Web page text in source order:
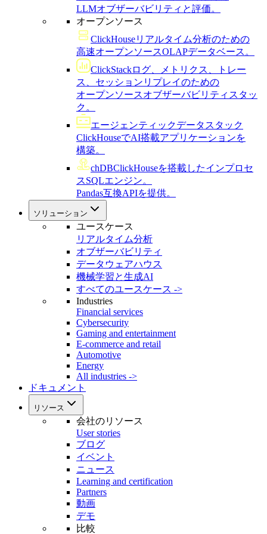
LLMオブザーバビリティと評価。
オープンソース
ClickHouseリアルタイム分析のための
高速オープンソースOLAPデータベース。
ClickStackログ、メトリクス、トレー
ス、セッションリプレイのための
オープンソースオブザーバビリティスタッ
ク。
エージェンティックデータスタック
ClickHouseでAI搭載アプリケーションを
構築。
chDBClickHouseを搭載したインプロセ
スSQLエンジン。
Pandas互換APIを提供。
ソリューション
ユースケース
リアルタイム分析
オブザーバビリティ
データウェアハウス
機械学習と生成AI
すべてのユースケース ->
Industries
Financial services
Cybersecurity
Gaming and entertainment
E-commerce and retail
Automotive
Energy
All industries ->
ドキュメント
リソース
会社のリソース
User stories
ブログ
イベント
ニュース
Learning and certification
Partners
動画
デモ
比較